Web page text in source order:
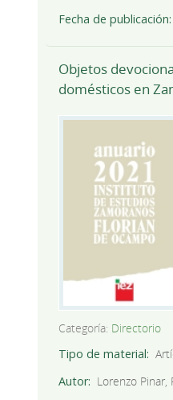
Fecha de publicación
Objetos
domésticos en
Categoría: Directorio
Tipo de material
Autor
Lorenzo Pinar,